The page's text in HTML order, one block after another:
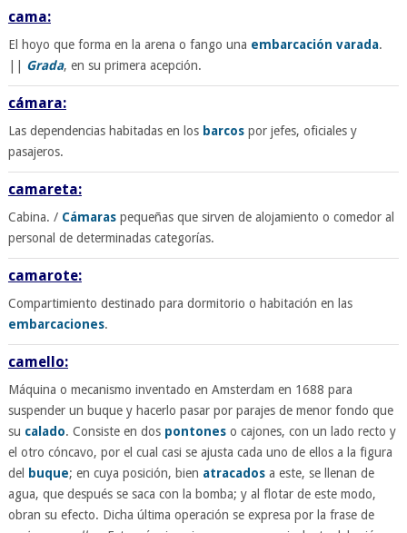
cama:
El hoyo que forma en la arena o fango una embarcación varada.
Grada, en su primera acepción.
cámara:
Las dependencias habitadas en los barcospor jefes, oficiales y
pasajeros.
camareta:
Cabina. / Cámaraspequeñas que sirven de alojamiento o comedor al
personal de determinadas categorías.
camarote:
Compartimiento destinado para dormitorio o habitación en las
embarcaciones.
camello:
Máquina o mecanismo inventado en Amsterdam en 1688 para
suspender un buque y hacerlo pasar por parajes de menor fondo que
su calado. Consiste en dos pontoneso cajones, con un lado recto y
el otro cóncavo, por el cual casi se ajusta cada uno de ellos a la figura
del
buque; en cuya posición, bien atracadosa este, se llenan de
agua, que después se saca con la bomba; y al flotar de este modo,
obran su efecto. Dicha última operación se expresa por la frase de